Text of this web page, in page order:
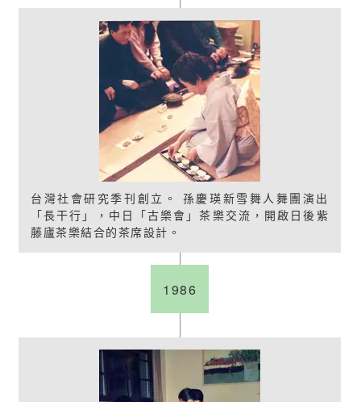
台灣社會研究季刊創立。 孫慶瑛新雪舞人舞團演出
「長干行」，中日「古樂會」茶樂交流，開啟日後紫
藤廬茶樂結合的茶席設計。
1986